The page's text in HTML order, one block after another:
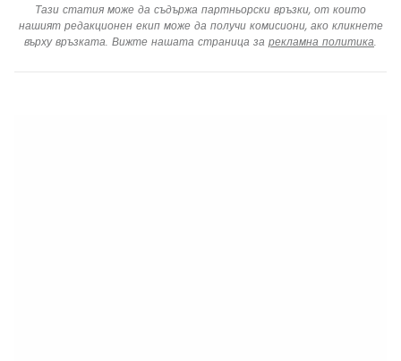
Тази статия може да съдържа партньорски връзки, от които
нашият редакционен екип може да получи комисиони, ако кликнете
върху връзката. Вижте нашата страница за рекламна политика.